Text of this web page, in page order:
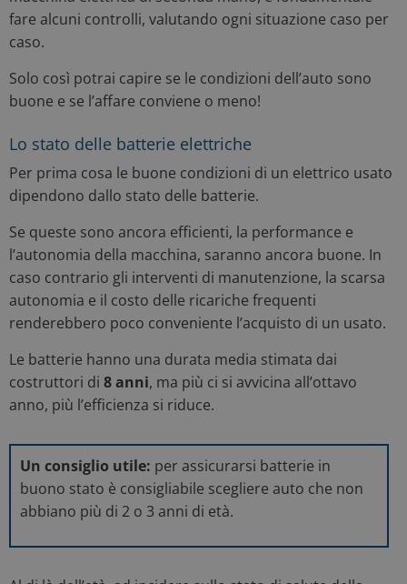
fare alcuni controlli, valutando ogni situazione caso per
caso.
Solo così potrai capire se le condizioni dell’auto sono
buone e se l’affare conviene o meno!
Lo stato delle batterie elettriche
Per prima cosa le buone condizioni di un elettrico usato
dipendono dallo stato delle batterie.
Se queste sono ancora efficienti, la performance e
l’autonomia della macchina, saranno ancora buone. In
caso contrario gli interventi di manutenzione, la scarsa
autonomia e il costo delle ricariche frequenti
renderebbero poco conveniente l’acquisto di un usato.
Le batterie hanno una durata media stimata dai
costruttori di 8 anni, ma più ci si avvicina all’ottavo
anno, più l’efficienza si riduce.
Un consiglio utile: per assicurarsi batterie in
buono stato è consigliabile scegliere auto che non
abbiano più di 2 o 3 anni di età.